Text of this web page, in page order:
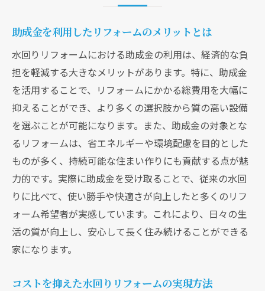
今がチャンス水回りリフォーム助成金の申請方
法とポイント
助成金申請に必要な書類と手続き
申請前に知っておくべき助成金の条件
スムーズな申請をサポートする専門家の活
用
助成金申請にあたっての注意点と対策
実際の申請プロセスとその流れ
助成金を受け取るためのタイムラインを知
る
助成金で叶える水回りリフォーム環境にも優し
い住まい作り
環境に配慮した水回りリフォームの重要性
水回りリフォームで実現するエネルギー効
助成金を利用したリフォームのメリットとは
水回りリフォームにおける助成金の利用は、経済的な負
担を軽減する大きなメリットがあります。特に、助成金
を活用することで、リフォームにかかる総費用を大幅に
抑えることができ、より多くの選択肢から質の高い設備
を選ぶことが可能になります。また、助成金の対象とな
るリフォームは、省エネルギーや環境配慮を目的とした
ものが多く、持続可能な住まい作りにも貢献する点が魅
力的です。実際に助成金を受け取ることで、従来の水回
りに比べて、使い勝手や快適さが向上したと多くのリフ
ォーム希望者が実感しています。これにより、日々の生
活の質が向上し、安心して長く住み続けることができる
家になります。
コストを抑えた水回りリフォームの実現方法